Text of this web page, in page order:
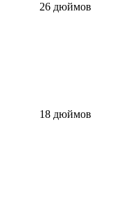
26 дюймов
18 дюймов